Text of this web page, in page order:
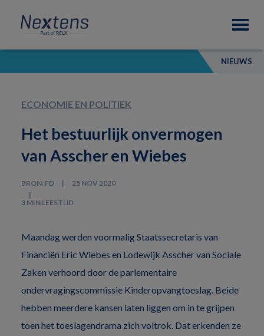
primary
navigation
content
footer
Nextens
Fiscaal
partner
van
NIEUWS
ECONOMIE EN POLITIEK
Het bestuurlijk onvermogen
van Asscher en Wiebes
BRON: FD 25 NOV 2020
3 MIN LEESTIJD
Maandag werden voormalig Staatssecretaris van
Financiën Eric Wiebes en Lodewijk Asscher van Sociale
Zaken verhoord door de parlementaire
ondervragingscommissie Kinderopvangtoeslag. Beide
hebben meerdere kansen laten liggen om in te grijpen
toen het toeslagendrama zich voltrok. Dat erkenden ze